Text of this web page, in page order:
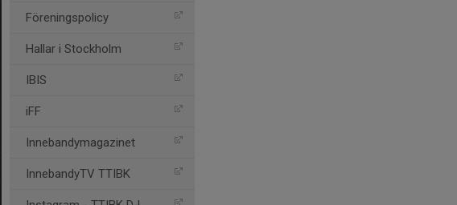
Föreningspolicy
Hallar i Stockholm
IBIS
iFF
Innebandymagazinet
InnebandyTV TTIBK